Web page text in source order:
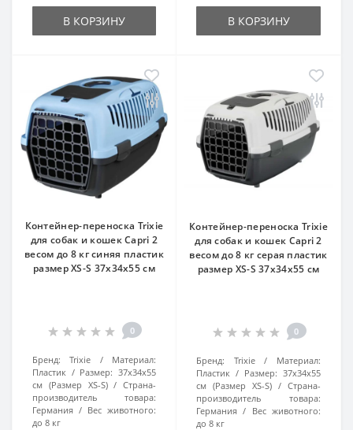
В КОРЗИНУ В КОРЗИНУ
Контейнер-переноска Trixie
для собак и кошек Capri 2
весом до 8 кг синяя пластик
размер XS-S 37x34x55 см
0
Бренд: Trixie
Материал:
Пластик
Размер: 37x34x55
см (Размер XS-S)
Страна-
производитель товара:
Германия
Вес животного:
до 8 кг
Контейнер-переноска Trixie
для собак и кошек Capri 2
весом до 8 кг серая пластик
размер XS-S 37x34x55 см
0
Бренд: Trixie
Материал:
Пластик
Размер: 37x34x55
см (Размер XS-S)
Страна-
производитель товара:
Германия
Вес животного:
до 8 кг